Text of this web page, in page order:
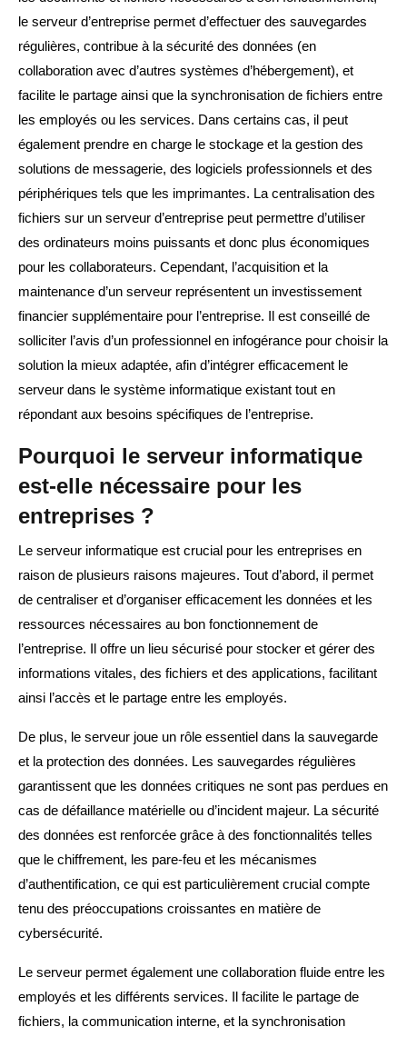
le serveur d’entreprise permet d’effectuer des sauvegardes
régulières, contribue à la sécurité des données (en
collaboration avec d’autres systèmes d’hébergement), et
facilite le partage ainsi que la synchronisation de fichiers entre
les employés ou les services. Dans certains cas, il peut
également prendre en charge le stockage et la gestion des
solutions de messagerie, des logiciels professionnels et des
périphériques tels que les imprimantes. La centralisation des
fichiers sur un serveur d’entreprise peut permettre d’utiliser
des ordinateurs moins puissants et donc plus économiques
pour les collaborateurs. Cependant, l’acquisition et la
maintenance d’un serveur représentent un investissement
financier supplémentaire pour l’entreprise. Il est conseillé de
solliciter l’avis d’un professionnel en infogérance pour choisir la
solution la mieux adaptée, afin d’intégrer efficacement le
serveur dans le système informatique existant tout en
répondant aux besoins spécifiques de l’entreprise.
Pourquoi le serveur informatique
est-elle nécessaire pour les
entreprises ?
Le serveur informatique est crucial pour les entreprises en
raison de plusieurs raisons majeures. Tout d’abord, il permet
de centraliser et d’organiser efficacement les données et les
ressources nécessaires au bon fonctionnement de
l’entreprise. Il offre un lieu sécurisé pour stocker et gérer des
informations vitales, des fichiers et des applications, facilitant
ainsi l’accès et le partage entre les employés.
De plus, le serveur joue un rôle essentiel dans la sauvegarde
et la protection des données. Les sauvegardes régulières
garantissent que les données critiques ne sont pas perdues en
cas de défaillance matérielle ou d’incident majeur. La sécurité
des données est renforcée grâce à des fonctionnalités telles
que le chiffrement, les pare-feu et les mécanismes
d’authentification, ce qui est particulièrement crucial compte
tenu des préoccupations croissantes en matière de
cybersécurité.
Le serveur permet également une collaboration fluide entre les
employés et les différents services. Il facilite le partage de
fichiers, la communication interne, et la synchronisation